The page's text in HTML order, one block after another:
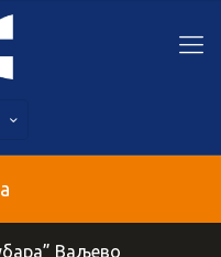
Ваљево